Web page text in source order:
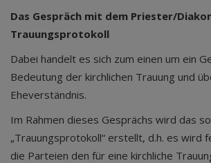
Das Gespräch mit dem Priester/
Trauungsprotokoll
Dabei handelt es sich zum einen um ein
Bedeutung der kirchlichen Trauung und
Eheverständnis.
Im Rahmen dieses Gesprächs wird das
„Trauungsprotokoll“ erstellt, d.h. es wird
die Parteien den für eine kirchliche